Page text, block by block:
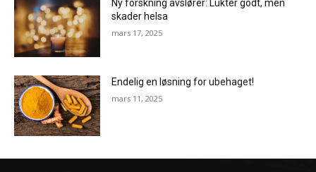
Ny forskning avslører: Lukter godt, men
skader helsa
mars 17, 2025
Endelig en løsning for ubehaget!
mars 11, 2025